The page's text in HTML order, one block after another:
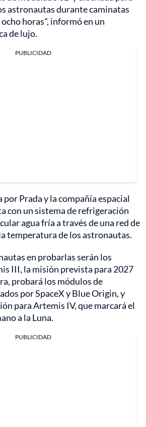
astronautas durante caminatas
horas", informó en un
de lujo.
PUBLICIDAD
por Prada y la compañía espacial
con un sistema de refrigeración
agua fría a través de una red de
temperatura de los astronautas.
en probarlas serán los
III, la misión prevista para 2027
probará los módulos de
por SpaceX y Blue Origin, y
para Artemis IV, que marcará el
a la Luna.
PUBLICIDAD